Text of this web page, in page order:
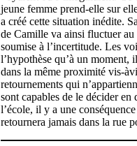
jeune femme prend-elle sur
a créé cette situation inédite.
de Camille va ainsi fluctuer
soumise à l’incertitude. Les
l’hypothèse qu’à un moment,
dans la même proximité vis-
retournements qui
sont capables de le décider
l’école, il y a une
retournera jamais dans la rue